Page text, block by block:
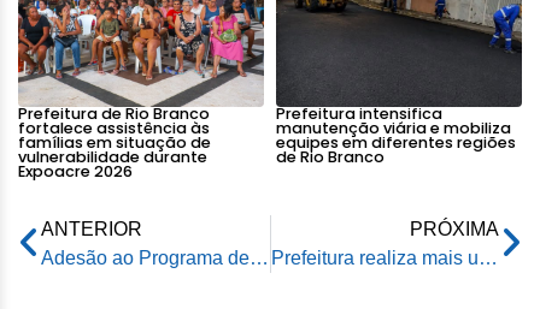
Prefeitura de Rio Branco
fortalece assistência às
famílias em situação de
vulnerabilidade durante
Expoacre 2026
Prefeitura intensifica
manutenção viária e mobiliza
equipes em diferentes regiões
de Rio Branco
ANTERIOR
Adesão ao Programa de Incentivo à Aposentadoria lançado pela Prefeitura encerra no fim deste mês
PRÓXIMA
Prefeitura realiza mais uma edição do projeto Juventude na Comunidade